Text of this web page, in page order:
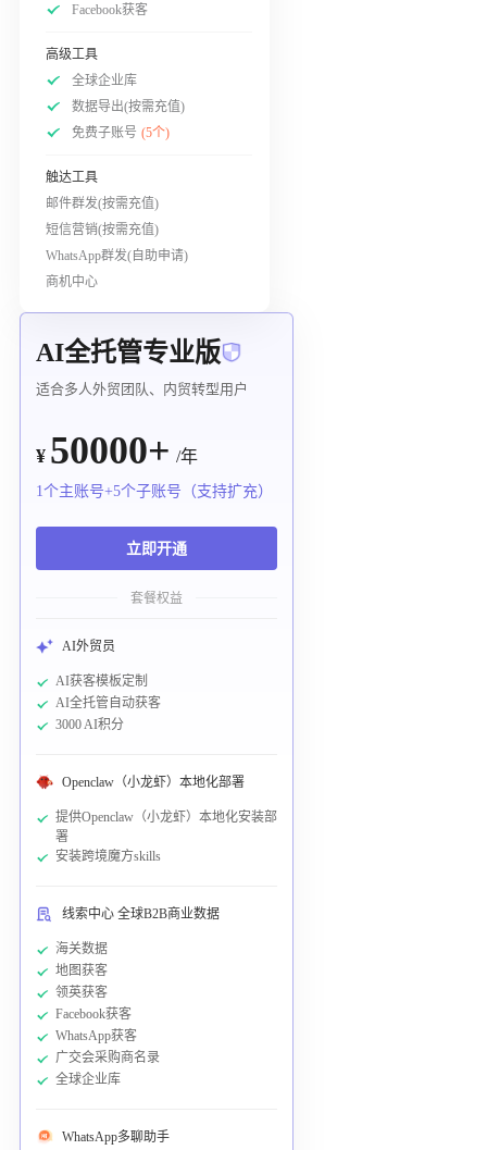
Facebook获客
高级工具
全球企业库
数据导出(按需充值)
免费子账号 (5个)
触达工具
邮件群发(按需充值)
短信营销(按需充值)
WhatsApp群发(自助申请)
商机中心
AI全托管专业版
适合多人外贸团队、内贸转型用户
¥ 50000+ /年
1个主账号+5个子账号（支持扩充）
立即开通
套餐权益
AI外贸员
AI获客模板定制
AI全托管自动获客
3000 AI积分
Openclaw（小龙虾）本地化部署
提供Openclaw（小龙虾）本地化安装部
署
安装跨境魔方skills
线索中心 全球B2B商业数据
海关数据
地图获客
领英获客
Facebook获客
WhatsApp获客
广交会采购商名录
全球企业库
WhatsApp多聊助手